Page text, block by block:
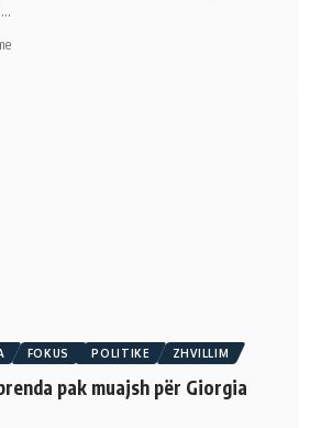
FOKUS POLITIKE ZHVILLIM
pak muajsh për Giorgia